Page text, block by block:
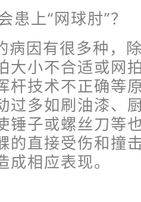
患上“网球肘”？
病因有很多种，
大小不合适或网
杆技术不正确等
过多如刷油漆、
锤子或螺丝刀等
的直接受伤和撞
相应表现。